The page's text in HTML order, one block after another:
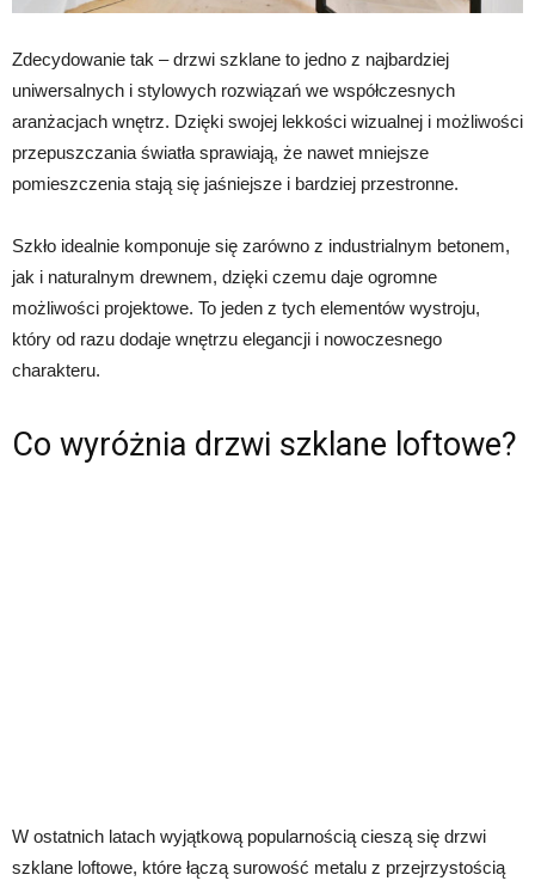
Zdecydowanie tak – drzwi szklane to jedno z najbardziej
uniwersalnych i stylowych rozwiązań we współczesnych
aranżacjach wnętrz. Dzięki swojej lekkości wizualnej i możliwości
przepuszczania światła sprawiają, że nawet mniejsze
pomieszczenia stają się jaśniejsze i bardziej przestronne.
Szkło idealnie komponuje się zarówno z industrialnym betonem,
jak i naturalnym drewnem, dzięki czemu daje ogromne
możliwości projektowe. To jeden z tych elementów wystroju,
który od razu dodaje wnętrzu elegancji i nowoczesnego
charakteru.
Co wyróżnia drzwi szklane loftowe?
W ostatnich latach wyjątkową popularnością cieszą się drzwi
szklane loftowe, które łączą surowość metalu z przejrzystością